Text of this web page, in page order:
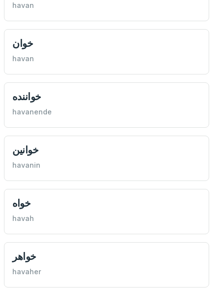
havan
خوان
havan
خواننده
havanende
خوانين
havanin
خواه
havah
خواهر
havaher